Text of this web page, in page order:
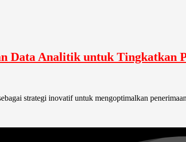
Data Analitik untuk Tingkatkan
strategi inovatif untuk mengoptimalkan